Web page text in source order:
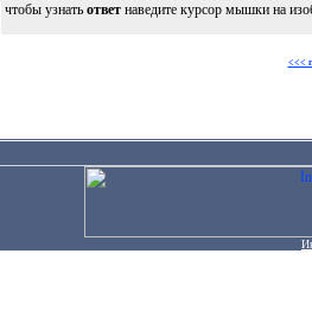
чтобы узнать ответ наведите курсор мышки на
<<<